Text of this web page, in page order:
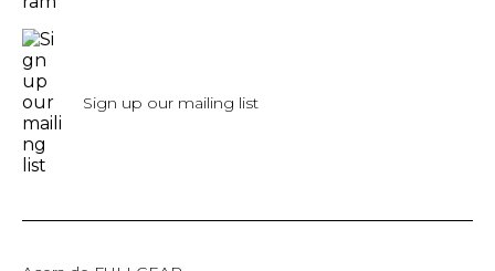
Sign up our mailing list